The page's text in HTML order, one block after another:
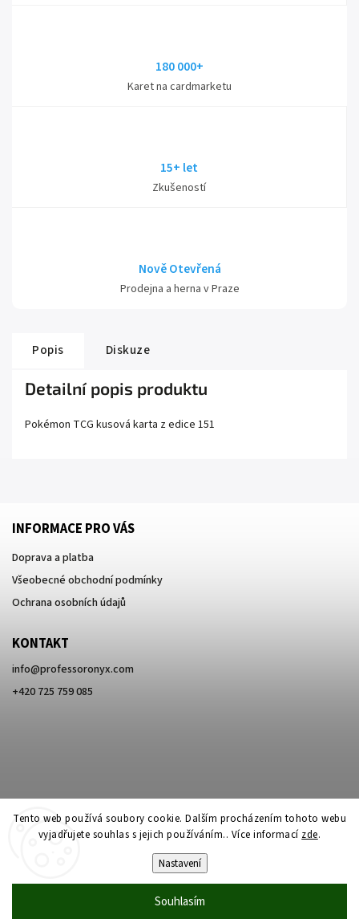
Tento web používá soubory cookie. Dalším procházením tohoto webu
vyjadřujete souhlas s jejich používáním.. Více informací zde.
Nastavení
Souhlasím
180 000+
Karet na cardmarketu
15+ let
Zkušeností
Nově Otevřená
Prodejna a herna v Praze
Popis Diskuze
Detailní popis produktu
Pokémon TCG kusová karta z edice 151
INFORMACE PRO VÁS
Doprava a platba
Všeobecné obchodní podmínky
Ochrana osobních údajů
KONTAKT
info@professoronyx.com
+420 725 759 085
Professor Onyx. Všechna práva vyhrazena.